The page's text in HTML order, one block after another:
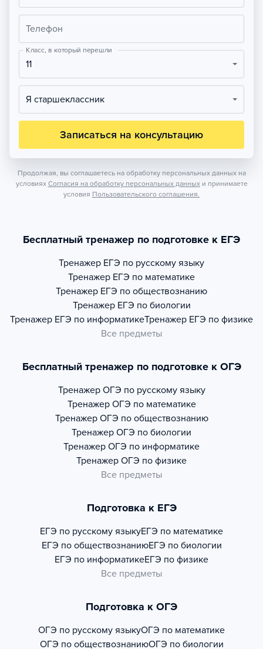
Телефон
Класс, в который перешли
11
Я старшеклассник
Записаться на консультацию
Продолжая, вы соглашаетесь на обработку персональных данных на
условиях Согласия на обработку персональных данных и принимаете
условия Пользовательского соглашения.
Бесплатный тренажер по подготовке к ЕГЭ
Тренажер ЕГЭ по русскому языку
Тренажер ЕГЭ по математике
Тренажер ЕГЭ по обществознанию
Тренажер ЕГЭ по биологии
Тренажер ЕГЭ по информатикеТренажер ЕГЭ по физике
Все предметы
Бесплатный тренажер по подготовке к ОГЭ
Тренажер ОГЭ по русскому языку
Тренажер ОГЭ по математике
Тренажер ОГЭ по обществознанию
Тренажер ОГЭ по биологии
Тренажер ОГЭ по информатике
Тренажер ОГЭ по физике
Все предметы
Подготовка к ЕГЭ
ЕГЭ по русскому языкуЕГЭ по математике
ЕГЭ по обществознаниюЕГЭ по биологии
ЕГЭ по информатикеЕГЭ по физике
Все предметы
Подготовка к ОГЭ
ОГЭ по русскому языкуОГЭ по математике
ОГЭ по обществознаниюОГЭ по биологии